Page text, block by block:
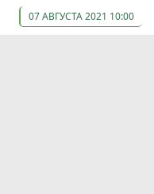
07 АВГУСТА 2021 10:00